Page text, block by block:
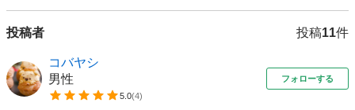
投稿者 投稿11件
コバヤシ
男性
5.0(4)
フォローする